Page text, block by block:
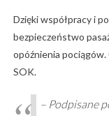
Dzięki współpracy i
bezpieczeństwo
opóźnienia
SOK.
– Podpisane